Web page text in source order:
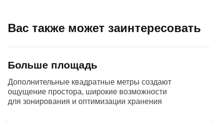
Вас также может заинтересовать
Больше площадь
Дополнительные квадратные метры создают
ощущение простора, широкие возможности
для зонирования и оптимизации хранения